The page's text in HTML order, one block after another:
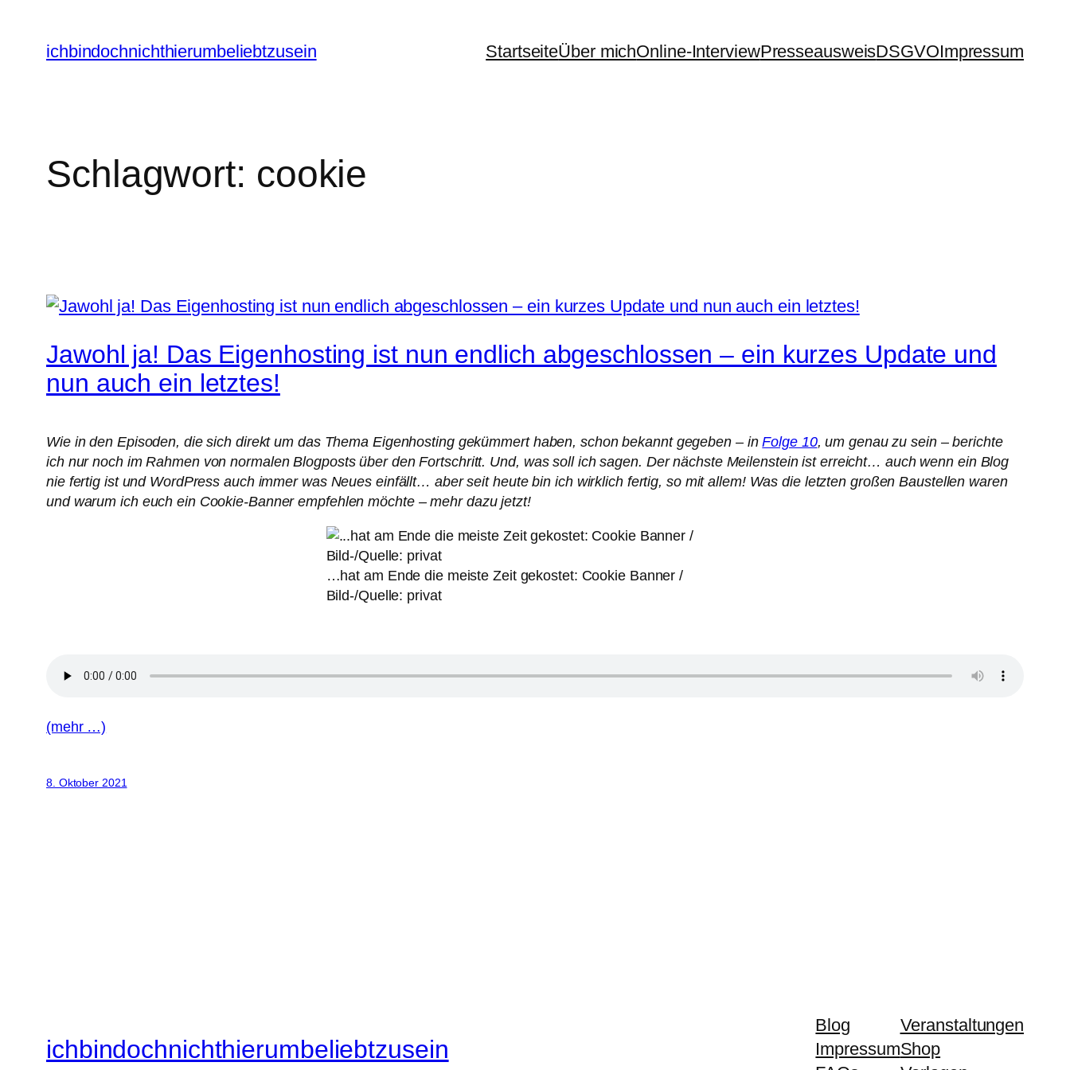
Inhalt
springen
ichbindochnichthierumbeliebtzusein StartseiteÜber michOnline-InterviewPresseausweisDSGVOImpressum
Schlagwort: cookie
Jawohl ja! Das Eigenhosting ist nun endlich abgeschlossen – ein kurzes Update und
nun auch ein letztes!
Wie in den Episoden, die sich direkt um das Thema Eigenhosting gekümmert haben, schon bekannt gegeben – inFolge 10, um genau zu sein – berichte
ich nur noch im Rahmen von normalen Blogposts über den Fortschritt. Und, was soll ich sagen. Der nächste Meilenstein ist erreicht… auch wenn ein Blog
nie fertig ist und WordPress auch immer was Neues einfällt… aber seit heute bin ich wirklich fertig, so mit allem! Was die letzten großen Baustellen waren
und warum ich euch ein Cookie-Banner empfehlen möchte – mehr dazu jetzt!
…hat am Ende die meiste Zeit gekostet: Cookie Banner /
Bild-/Quelle: privat
(mehr …)
8. Oktober 2021
ichbindochnichthierumbeliebtzusein
Blog
Impressum
Veranstaltungen
Shop